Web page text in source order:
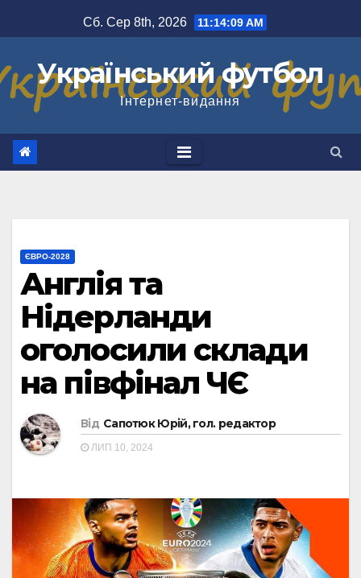
до
Сб. Сер 8th, 2026 11:14:10 AM
Український футбол
Інтернет-видання
ЄВРО-2028
Англія та
Нідерланди
оголосили склади
на півфінал ЧЄ
Від Сапотюк Юрій, гол. редактор
ЛИП 10, 2024